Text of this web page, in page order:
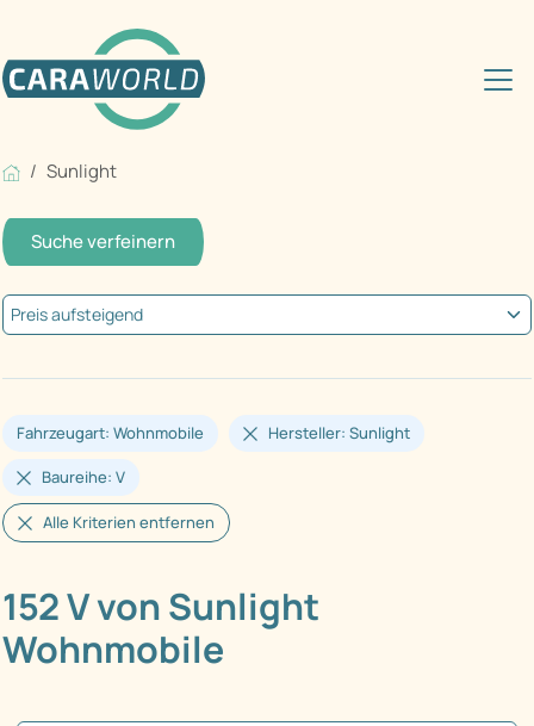
Sunlight
Suche verfeinern
Fahrzeugart: Wohnmobile Hersteller: Sunlight
Baureihe: V
Alle Kriterien entfernen
152 V von Sunlight
Wohnmobile